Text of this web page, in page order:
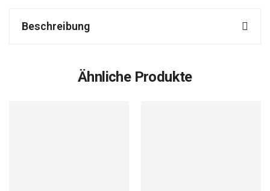
Beschreibung
Ähnliche Produkte